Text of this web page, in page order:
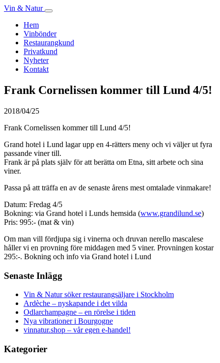
Vin & Natur
Hem
Vinbönder
Restaurangkund
Privatkund
Nyheter
Kontakt
Frank Cornelissen kommer till Lund 4/5!
2018/04/25
Frank Cornelissen kommer till Lund 4/5!
Grand hotel i Lund lagar upp en 4-rätters meny och vi väljer ut fyra
passande viner till.
Frank är på plats själv för att berätta om Etna, sitt arbete och sina
viner.
Passa på att träffa en av de senaste årens mest omtalade vinmakare!
Datum: Fredag 4/5
Bokning: via Grand hotel i Lunds hemsida (www.grandilund.se)
Pris: 995:- (mat & vin)
Om man vill fördjupa sig i vinerna och druvan nerello mascalese
håller vi en provning före middagen med 5 viner. Provningen kostar
295:-. Bokning och info via Grand hotel i Lund
Senaste Inlägg
Vin & Natur söker restaurangsäljare i Stockholm
Ardèche – nyskapande i det vilda
Odlarchampagne – en rörelse i tiden
Nya vibrationer i Bourgogne
vinnatur.shop – vår egen e-handel!
Kategorier